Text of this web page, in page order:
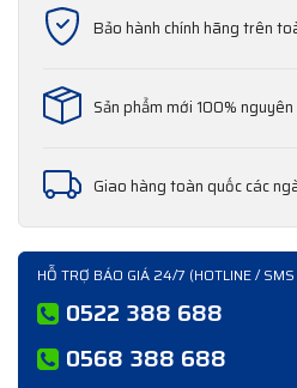
Bảo hành chính hãng trên
Sản phẩm mới 100%
Giao hàng toàn quốc các
HỖ TRỢ BÁO GIÁ 24/7 (HOTLINE /
0522 388 688
0568 388 688